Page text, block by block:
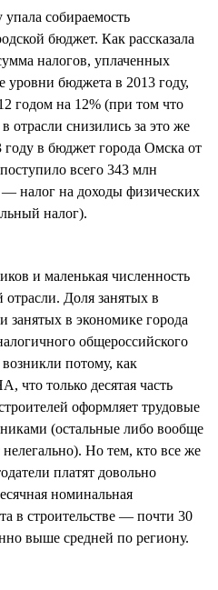
собираемость
бюджет. Как рассказала
налогов, уплаченных
уровни бюджета в 2013 году,
годом на 12% (при том что
отрасли снизились за это же
году в бюджет города Омска от
всего 343 млн
налог на доходы физических
налог).
и маленькая численность
Доля занятых в
занятых в экономике города
общероссийского
потому, как
только десятая часть
оформляет трудовые
(остальные либо вообще
Но тем, кто все же
платят довольно
номинальная
в строительстве — почти 30
выше средней по региону.